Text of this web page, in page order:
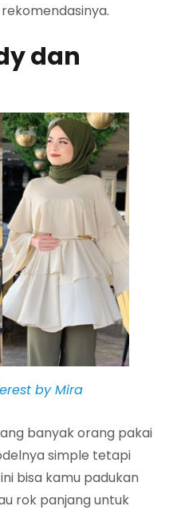
dan
by Mira
banyak orang pakai
simple tetapi
bisa kamu padukan
rok panjang untuk